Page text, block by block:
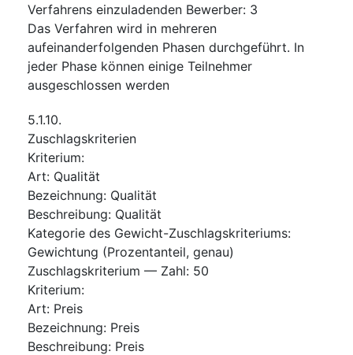
Verfahrens einzuladenden Bewerber: 3
Das Verfahren wird in mehreren
aufeinanderfolgenden Phasen durchgeführt. In
jeder Phase können einige Teilnehmer
ausgeschlossen werden
5.1.10.
Zuschlagskriterien
Kriterium:
Art: Qualität
Bezeichnung: Qualität
Beschreibung: Qualität
Kategorie des Gewicht-Zuschlagskriteriums:
Gewichtung (Prozentanteil, genau)
Zuschlagskriterium — Zahl: 50
Kriterium:
Art: Preis
Bezeichnung: Preis
Beschreibung: Preis